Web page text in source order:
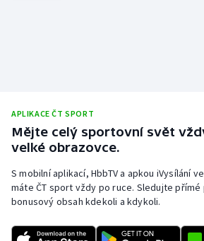
APLIKACE ČT SPORT
Mějte celý sportovní svět
velké obrazovce.
S mobilní aplikací, HbbTV a apkou iVysílání
máte ČT sport vždy po ruce. Sledujte přímé
bonusový obsah kdekoli a kdykoli.